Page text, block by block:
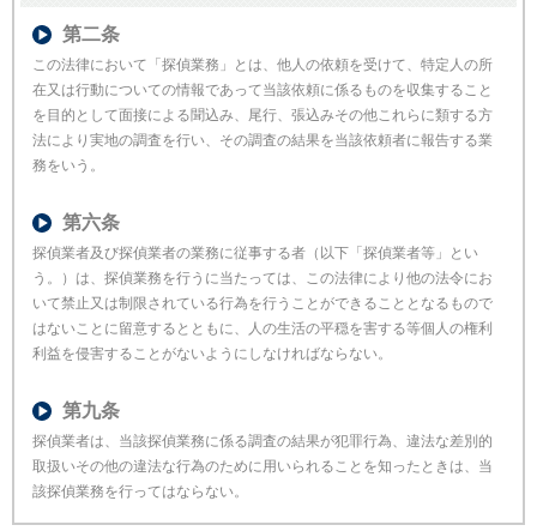
第二条
この法律において「探偵業務」とは、他人の依頼を受けて、特定人の所
在又は行動についての情報であって当該依頼に係るものを収集すること
を目的として面接による聞込み、尾行、張込みその他これらに類する方
法により実地の調査を行い、その調査の結果を当該依頼者に報告する業
務をいう。
第六条
探偵業者及び探偵業者の業務に従事する者（以下「探偵業者等」とい
う。）は、探偵業務を行うに当たっては、この法律により他の法令にお
いて禁止又は制限されている行為を行うことができることとなるもので
はないことに留意するとともに、人の生活の平穏を害する等個人の権利
利益を侵害することがないようにしなければならない。
第九条
探偵業者は、当該探偵業務に係る調査の結果が犯罪行為、違法な差別的
取扱いその他の違法な行為のために用いられることを知ったときは、当
該探偵業務を行ってはならない。